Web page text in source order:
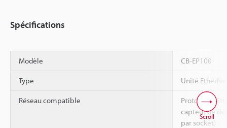
Spécifications
Modèle CB-EP100
Type Unité
Réseau compatible
Protocoles
capteur de
par socket)
Scroll